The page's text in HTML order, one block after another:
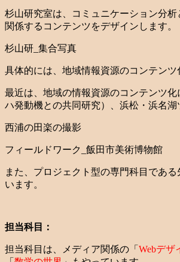
杉山研究室は、コミュニケーション分
関係するコンテンツをデザインします。
杉山研_集合写真
具体的には、地域情報資源のコンテン
最近は、地域の情報資源のコンテンツ
ハ発動機との共同研究）、浜松・浜名
西浦の田楽の撮影
フィールドワーク_飯田市美術博物館
また、プロジェクト型の専門科目であ
います。
担当科目：
担当科目は、メディア関係の「 Webデザ